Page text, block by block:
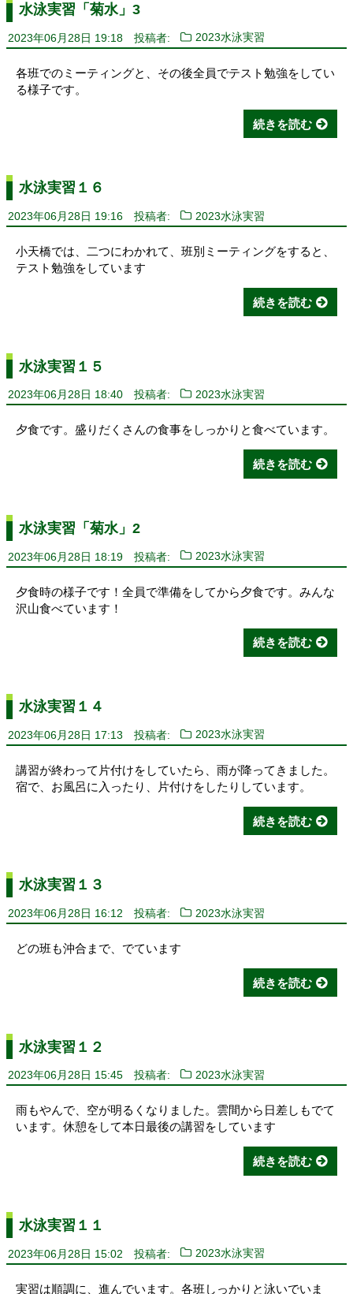
水泳実習「菊水」3
2023年06月28日 19:18 投稿者: 2023水泳実習
各班でのミーティングと、その後全員でテスト勉強をしてい
る様子です。
続きを読む
水泳実習１６
2023年06月28日 19:16 投稿者: 2023水泳実習
小天橋では、二つにわかれて、班別ミーティングをすると、
テスト勉強をしています
続きを読む
水泳実習１５
2023年06月28日 18:40 投稿者: 2023水泳実習
夕食です。盛りだくさんの食事をしっかりと食べています。
続きを読む
水泳実習「菊水」2
2023年06月28日 18:19 投稿者: 2023水泳実習
夕食時の様子です！全員で準備をしてから夕食です。みんな
沢山食べています！
続きを読む
水泳実習１４
2023年06月28日 17:13 投稿者: 2023水泳実習
講習が終わって片付けをしていたら、雨が降ってきました。
宿で、お風呂に入ったり、片付けをしたりしています。
続きを読む
水泳実習１３
2023年06月28日 16:12 投稿者: 2023水泳実習
どの班も沖合まで、でています
続きを読む
水泳実習１２
2023年06月28日 15:45 投稿者: 2023水泳実習
雨もやんで、空が明るくなりました。雲間から日差しもでて
います。休憩をして本日最後の講習をしています
続きを読む
水泳実習１１
2023年06月28日 15:02 投稿者: 2023水泳実習
実習は順調に、進んでいます。各班しっかりと泳いでいま